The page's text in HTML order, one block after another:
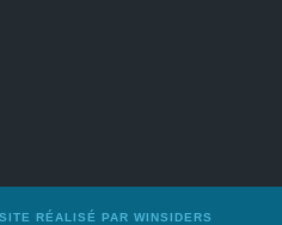
RÉALISÉ PARWINSIDERS